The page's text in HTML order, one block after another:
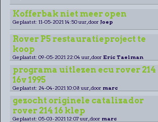
Kofferbak niet meer open
Geplaatst: 11-05-2021 14:50 uur, door Joep
Rover P5 restauratieproject te
koop
Geplaatst: 09-05-2021 22:04 uur, door Eric Taelman
programa uitlezen ecu rover 214
16v 1995
Geplaatst: 24-04-2021 10:08 uur, door marc
gezocht originele catalizador
rover 214 16 klep
Geplaatst: 05-03-2021 12:07 uur, door marc